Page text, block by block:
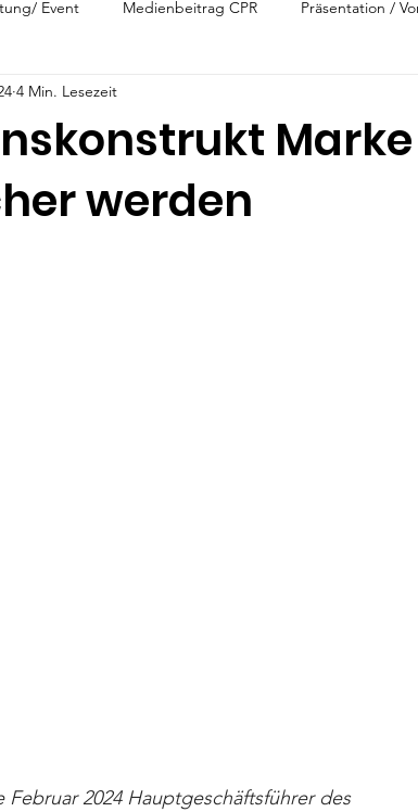
Event Medienbeitrag CPR Präsentation /
Marke
werden
4 Min. Lesezeit
2024 Hauptgeschäftsführer des